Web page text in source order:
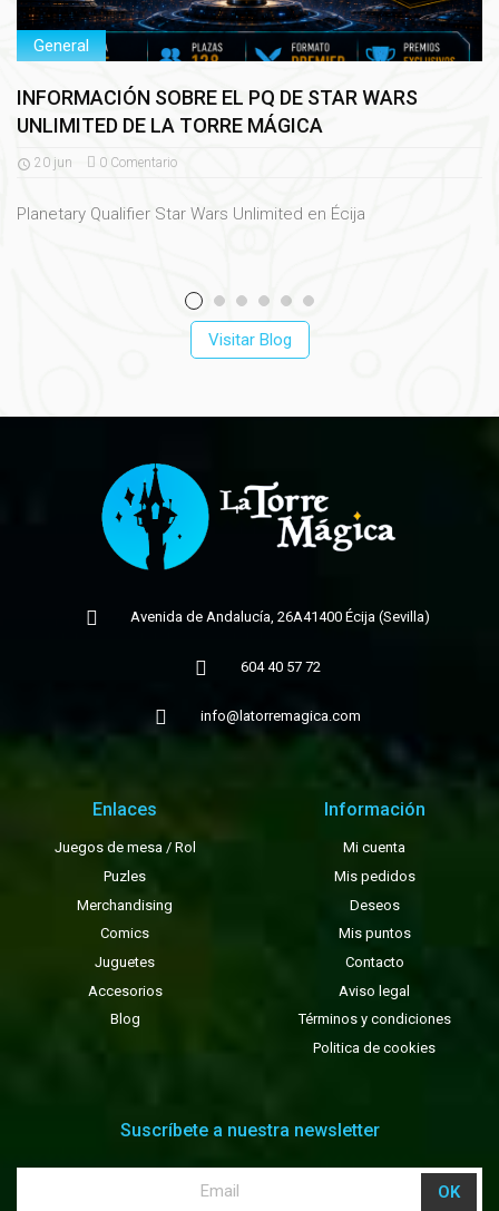
General
INFORMACIÓN SOBRE EL PQ DE STAR WARS
UNLIMITED DE LA TORRE MÁGICA
 20 jun 0 Comentario
Planetary Qualifier Star Wars Unlimited en Écija
Visitar Blog
Avenida de Andalucía, 26A41400 Écija (Sevilla)
604 40 57 72
info@latorremagica.com
Enlaces
Juegos de mesa / Rol
Puzles
Merchandising
Comics
Juguetes
Accesorios
Blog
Información
Mi cuenta
Mis pedidos
Deseos
Mis puntos
Contacto
Aviso legal
Términos y condiciones
Politica de cookies
Suscríbete a nuestra newsletter